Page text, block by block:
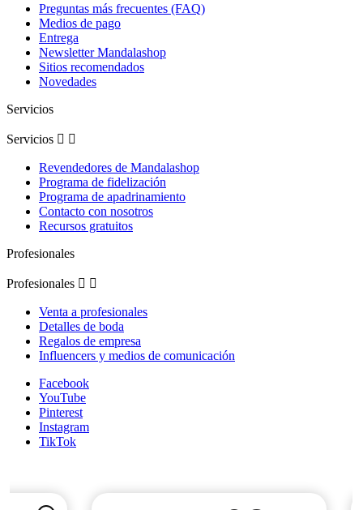
Preguntas más frecuentes (FAQ)
Medios de pago
Entrega
Newsletter Mandalashop
Sitios recomendados
Novedades
Servicios
Servicios  
Revendedores de Mandalashop
Programa de fidelización
Programa de apadrinamiento
Contacto con nosotros
Recursos gratuitos
Profesionales
Profesionales  
Venta a profesionales
Detalles de boda
Regalos de empresa
Influencers y medios de comunicación
Facebook
YouTube
Pinterest
Instagram
TikTok